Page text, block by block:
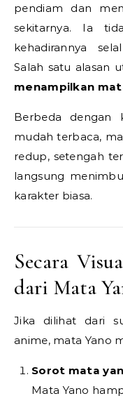
pendiam dan
sekitarnya. Ia
kehadirannya
Salah satu alasan
menampilkan
Berbeda dengan
mudah terbaca,
redup, setengah
langsung
karakter biasa.
Secara
dari Mata
Jika dilihat dari
anime, mata Yano
Sorot mata
Mata Yano